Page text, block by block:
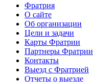
Фратрия
О сайте
Об организации
Цели и задачи
Карты Фратрии
Партнеры Фратрии
Контакты
Выезд с Фратрией
Отчеты о выезде